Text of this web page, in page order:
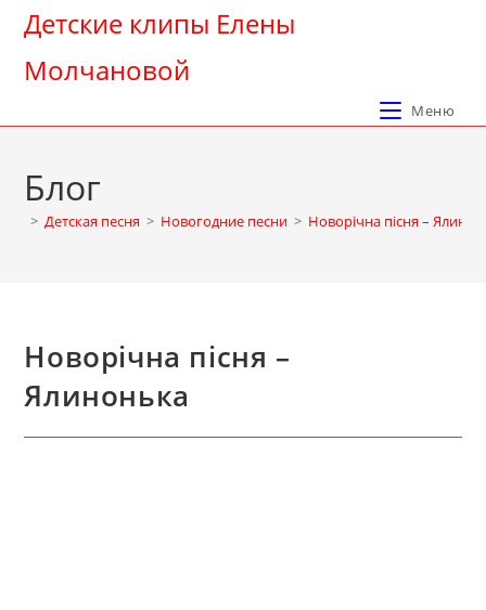
Перейти
содержимому
Детские клипы Елены
Молчановой
Меню
Блог
> Детская песня > Новогодние песни > Новорічна пісня –
Новорічна пісня –
Ялинонька